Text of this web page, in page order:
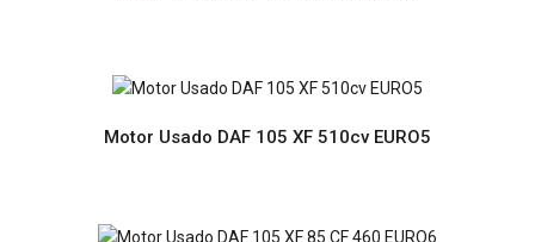
Portugal Continental..
Motor Usado DAF 105 XF 510cv EURO5